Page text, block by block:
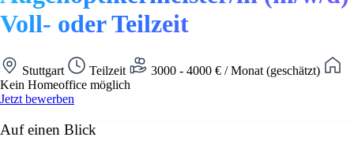
Voll- oder Teilzeit
Stuttgart Teilzeit
3000 - 4000 € / Monat (geschätzt)
Kein Homeoffice möglich
Jetzt bewerben
Auf einen Blick